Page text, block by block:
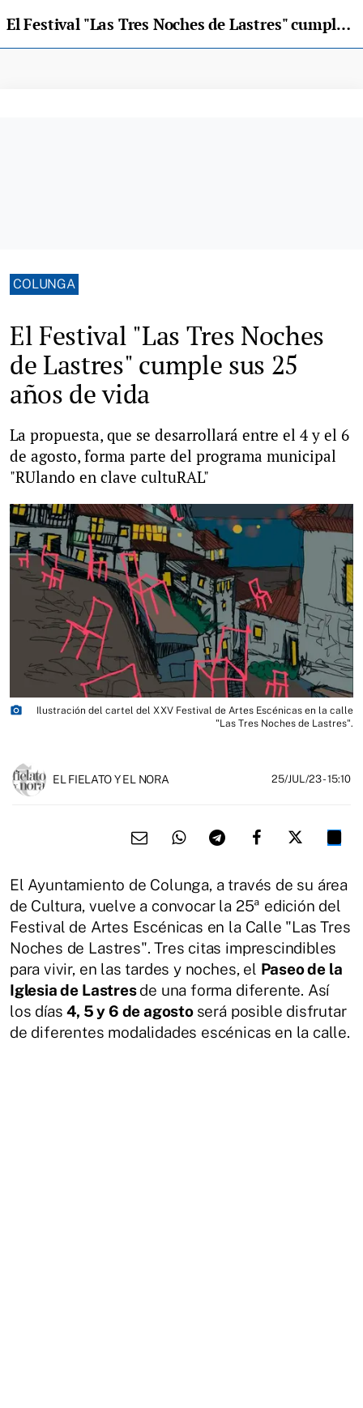
El Festival "Las Tres Noches de Lastres" cumple sus 25 años de vida
COLUNGA
El Festival "Las Tres Noches
de Lastres" cumple sus 25
años de vida
La propuesta, que se desarrollará entre el 4 y el 6
de agosto, forma parte del programa municipal
"RUlando en clave cultuRAL"
photo_camera
Ilustración del cartel del XXV Festival de Artes Escénicas en la calle
"Las Tres Noches de Lastres".
EL FIELATO Y EL NORA 25/JUL/23- 15:10
El Ayuntamiento de Colunga, a través de su área
de Cultura, vuelve a convocar la 25ª edición del
Festival de Artes Escénicas en la Calle "Las Tres
Noches de Lastres". Tres citas imprescindibles
para vivir, en las tardes y noches, el Paseo de la
Iglesia de Lastresde una forma diferente. Así
los días4, 5 y 6 de agosto será posible disfrutar
de diferentes modalidades escénicas en la calle.